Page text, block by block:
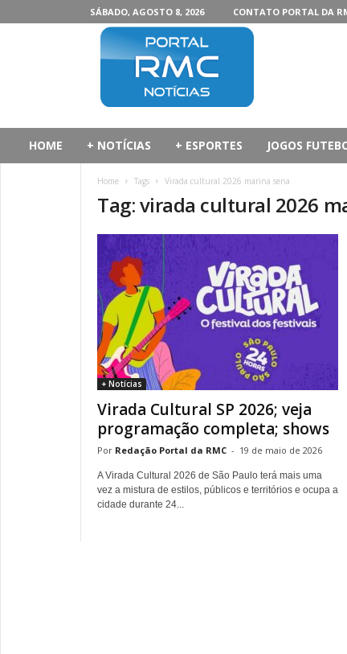
SÁBADO, AGOSTO 8, 2026 CONTATO PORTAL DA
HOME + NOTÍCIAS + ESPORTES JOGOS
Home Tags Virada cultural 2026 marina sena
Tag: virada cultural 2026
+ Notícias
Virada Cultural SP 2026; veja
programação completa; shows
Redação Portal da RMC - 19 de maio de 2026
A Virada Cultural 2026 de São Paulo terá mais uma
vez a mistura de estilos, públicos e territórios e ocupa a
cidade durante 24...